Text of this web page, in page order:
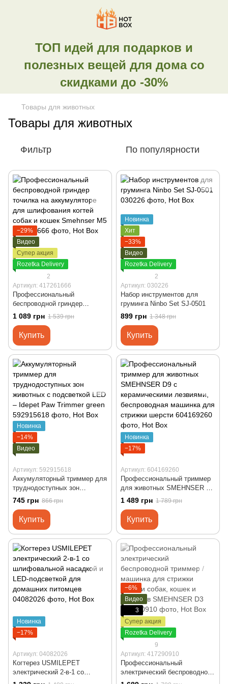
ТОП идей для подарков и
полезных вещей для дома со
скидками до -30%
Товары для животных
Товары для животных
Фильтр По популярности
−29%
Видео
Супер акция
Rozetka Delivery
2
Артикул: 417261666
Профессиональный
беспроводной гриндер
точилка на аккумуляторе для
шлифования когтей собак и
кошек Smehnser M5
1 089 грн 1 539 грн
Купить
Новинка
Хит
−33%
Видео
Rozetka Delivery
2
Артикул: 030226
Набор инструментов для
груминга Ninbo Set SJ-0501
899 грн 1 348 грн
Купить
Новинка
−14%
Видео
Артикул: 592915618
Аккумуляторный триммер для
труднодоступных зон
животных с подсветкой LED –
Idepet Paw Trimmer green
745 грн 866 грн
Купить
Новинка
−17%
Артикул: 604169260
Профессиональный триммер
для животных SMEHNSER D9
с керамическими лезвиями,
беспроводная машинка для
стрижки шерсти
1 489 грн 1 789 грн
Купить
Новинка
−17%
Артикул: 04082026
Когтерез USMILEPET
электрический 2-в-1 со
шлифовальной насадкой и
−6%
Видео
3
Супер акция
Rozetka Delivery
9
Артикул: 417290910
Профессиональный
электрический беспроводной
триммер / машинка для